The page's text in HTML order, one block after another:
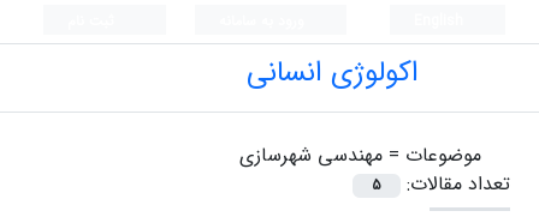
اکولوژی انسانی
موضوعات = مهندسی شهرسازی
تعداد مقالات:
5